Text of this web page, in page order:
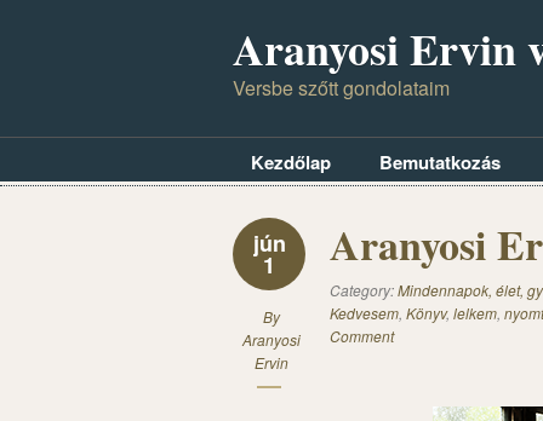
Aranyosi Ervin
Versbe szőtt gondolataim
Kezdőlap Bemutatkozás
jún
1
By
Aranyosi
Ervin
Aranyosi
Category:Mindennapok, élet,
Kedvesem, Könyv, lelkem,
Comment